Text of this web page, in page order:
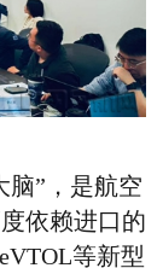
脑”，是航空
依赖进口的
eVTOL等新型